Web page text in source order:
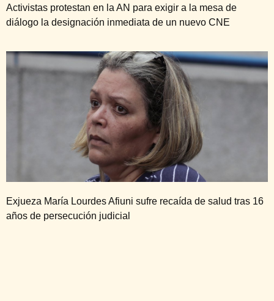
Activistas protestan en la AN para exigir a la mesa de
diálogo la designación inmediata de un nuevo CNE
Exjueza María Lourdes Afiuni sufre recaída de salud tras 16
años de persecución judicial